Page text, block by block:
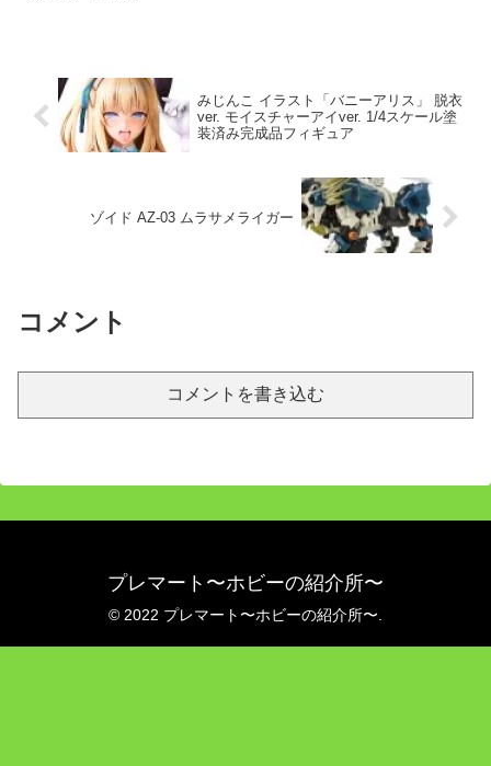
みじんこ イラスト「バニーアリス」 脱衣
ver. モイスチャーアイver. 1/4スケール塗
装済み完成品フィギュア
ゾイド AZ-03 ムラサメライガー
コメント
コメントを書き込む
プレマート〜ホビーの紹介所〜
© 2022 プレマート〜ホビーの紹介所〜.